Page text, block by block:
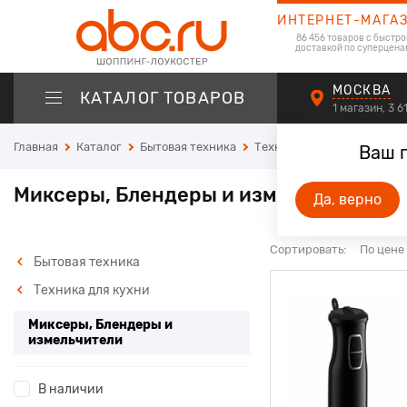
ИНТЕРНЕТ-
86 456 товаров с
доставкой по
КАТАЛОГ ТОВАРОВ
Ваш
Да, верно
МОСКВА
1 магазин, 3
Главная Каталог Бытовая техника Техника для кухни
Миксеры, Блендеры и измельчители
Бытовая техника
Техника для кухни
Миксеры, Блендеры и
измельчители
В наличии
Сортировать: По цене